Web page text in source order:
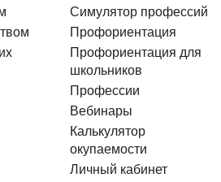
Симулятор профессий
Профориентация
Профориентация для
школьников
Профессии
Вебинары
Калькулятор
окупаемости
Личный кабинет